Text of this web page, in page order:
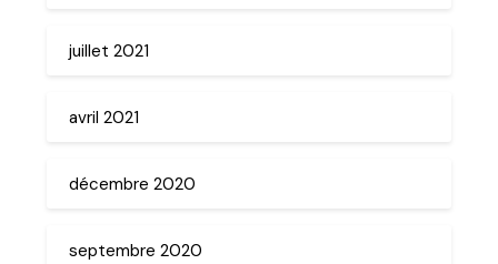
juillet 2021
avril 2021
décembre 2020
septembre 2020